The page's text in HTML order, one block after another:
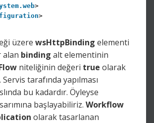
>
>
üzere wsHttpBinding elementi
alan binding alt elementinin
niteliğinin değeri true olarak
tarafında yapılması
bu kadardır. Öyleyse
başlayabiliriz. Workflow
olarak tasarlanan